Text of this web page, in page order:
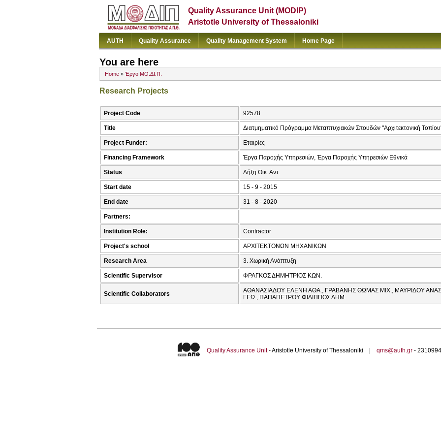
Quality Assurance Unit (MODIP)
Aristotle University of Thessaloniki
AUTH Quality Assurance Quality Management System Home Page
You are here
Home » Έργο ΜΟ.ΔΙ.Π.
Research Projects
Project Code 92578
Title Διατμηματικό Πρόγραμμα Μεταπτυχιακών Σπουδών "Αρχιτεκτονική
Project Funder: Εταιρίες
Financing Framework Έργα Παροχής Υπηρεσιών, Έργα Παροχής Υπηρεσιών Εθνικά
Status Λήξη Οικ. Αντ.
Start date 15 - 9 - 2015
End date 31 - 8 - 2020
Partners:
Institution Role: Contractor
Project's school ΑΡΧΙΤΕΚΤΟΝΩΝ ΜΗΧΑΝΙΚΩΝ
Research Area 3. Χωρική Ανάπτυξη
Scientific Supervisor ΦΡΑΓΚΟΣ ΔΗΜΗΤΡΙΟΣ ΚΩΝ.
Scientific Collaborators
ΑΘΑΝΑΣΙΑΔΟΥ ΕΛΕΝΗ ΑΘΑ., ΓΡΑΒΑΝΗΣ ΘΩΜΑΣ ΜΙΧ., ΜΑΥΡΙΔΟΥ
ΓΕΩ., ΠΑΠΑΠΕΤΡΟΥ ΦΙΛΙΠΠΟΣ ΔΗΜ.
Quality Assurance Unit- Aristotle University of Thessaloniki | qms@auth.gr-